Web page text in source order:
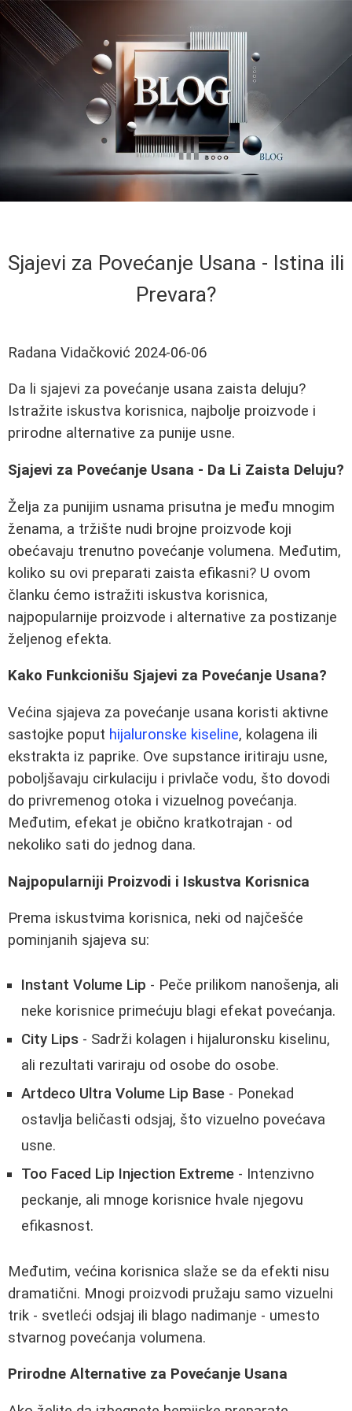
Sjajevi za Povećanje Usana - Istina ili
Prevara?
Radana Vidačković 2024-06-06
Da li sjajevi za povećanje usana zaista deluju?
Istražite iskustva korisnica, najbolje proizvode i
prirodne alternative za punije usne.
Sjajevi za Povećanje Usana - Da Li Zaista Deluju?
Želja za punijim usnama prisutna je među mnogim
ženama, a tržište nudi brojne proizvode koji
obećavaju trenutno povećanje volumena. Međutim,
koliko su ovi preparati zaista efikasni? U ovom
članku ćemo istražiti iskustva korisnica,
najpopularnije proizvode i alternative za postizanje
željenog efekta.
Kako Funkcionišu Sjajevi za Povećanje Usana?
Većina sjajeva za povećanje usana koristi aktivne
sastojke poput hijaluronske kiseline, kolagena ili
ekstrakta iz paprike. Ove supstance iritiraju usne,
poboljšavaju cirkulaciju i privlače vodu, što dovodi
do privremenog otoka i vizuelnog povećanja.
Međutim, efekat je obično kratkotrajan - od
nekoliko sati do jednog dana.
Najpopularniji Proizvodi i Iskustva Korisnica
Prema iskustvima korisnica, neki od najčešće
pominjanih sjajeva su:
Instant Volume Lip - Peče prilikom nanošenja, ali
neke korisnice primećuju blagi efekat povećanja.
City Lips - Sadrži kolagen i hijaluronsku kiselinu,
ali rezultati variraju od osobe do osobe.
Artdeco Ultra Volume Lip Base - Ponekad
ostavlja beličasti odsjaj, što vizuelno povećava
usne.
Too Faced Lip Injection Extreme - Intenzivno
peckanje, ali mnoge korisnice hvale njegovu
efikasnost.
Međutim, većina korisnica slaže se da efekti nisu
dramatični. Mnogi proizvodi pružaju samo vizuelni
trik - svetleći odsjaj ili blago nadimanje - umesto
stvarnog povećanja volumena.
Prirodne Alternative za Povećanje Usana